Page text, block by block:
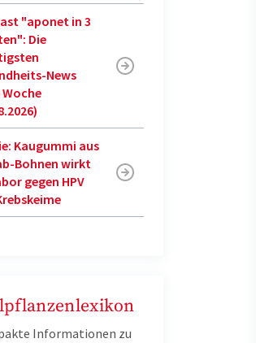
"aponet in 3
Die
News
Woche
Kaugummi aus
Bohnen wirkt
gegen HPV
Informationen zu